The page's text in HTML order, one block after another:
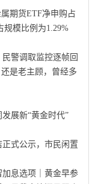
期货ETF净申购占
规模比例为1.29%
警调取监控逐帧回
是老主顾，曾经多
展新“黄金时代”
式公示，市民闲置
息选项｜黄金早参